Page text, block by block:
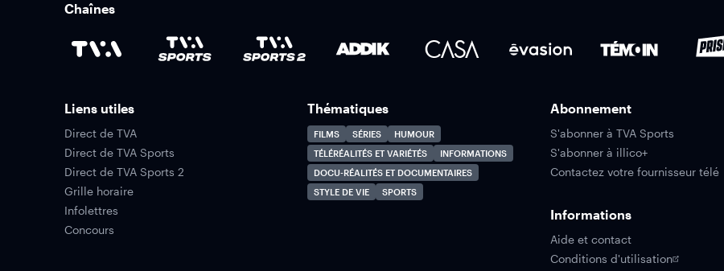
Chaînes
Liens utiles
Direct de TVA
Direct de TVA Sports
Direct de TVA Sports 2
Grille horaire
Infolettres
Concours
Thématiques
FILMS SÉRIES
HUMOUR
TÉLÉRÉALITÉS ET VARIÉTÉS
INFORMATIONS
DOCU-RÉALITÉS ET DOCUMENTAIRES
STYLE DE VIE
SPORTS
Abonnement
S'abonner à TVA Sports
S'abonner à illico+
Contactez votre fournisseur télé
Informations
Aide et contact
Conditions d'utilisation